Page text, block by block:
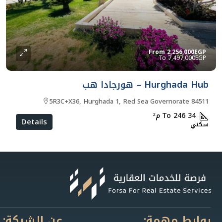
From2,256,000EGP
7,497,000EGP
Hurghada Hub – هورجادا هب
5R3C+X36, Hurghada 1, Red Sea Governorate 84511
34 To 246 م²
سكني Details